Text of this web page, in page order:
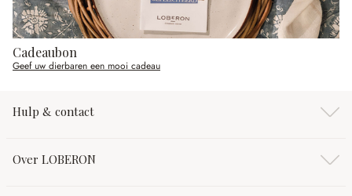
Cadeaubon
Geef uw dierbaren een mooi cadeau
Hulp & contact
Over LOBERON